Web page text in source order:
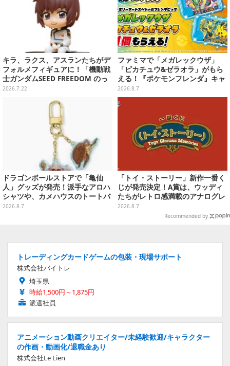
キラ、ラクス、アスランたちがデ
フォルメフィギュアに！「機動戦
士ガンダムSEED FREEDOM のっ
かるんです♪」予約締切間近
2026.7.22
ファミマで「メガレックウザ」
「ピカチュウ&ゼラオラ」がもら
える！『ポケモンフレンダ』キャ
ンペーンが8月11日開始
2026.8.7
ドラゴンボールストアで「亀仙
人」グッズが発売！派手なアロハ
シャツや、カメハウスのトートバ
ッグなど夏らしいアイテムがズラ
2026.8.7
「トイ・ストーリー」新作一番く
じが発売決定！A賞は、ウッディ
たちがレトロ感満載のアナログレ
コード上を走る姿で立体化
2026.8.7
Recommended by
トレーディングカードゲームの包装・現場サポート
株式会社バイトレ
埼玉県
時給1,500円～1,875円
派遣社員
アニメーション動画クリエイター/未経験歓迎/キャラクター
の作画・動画化/退職金あり
株式会社Le Lien